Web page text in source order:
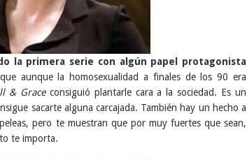
la primera serie con algún papel protagonista
aunque la homosexualidad a finales de los 90 era
& Graceconsiguió plantarle cara a la sociedad. Es un
sacarte alguna carcajada. También hay un hecho a
pero te muestran que por muy fuertes que sean,
te importa.